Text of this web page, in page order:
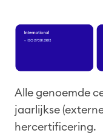
Alle genoemde
jaarlijkse
hercertificering.